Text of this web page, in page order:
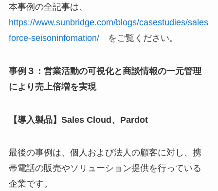
本事例の全記事は、
https://www.sunbridge.com/blogs/casestudies/sales
force-seisoninfomation/をご覧ください。
事例３：営業活動の可視化と商談情報の一元管理
により売上倍増を実現
【導入製品】Sales Cloud、Pardot
最後の事例は、個人および法人の顧客に対し、携
帯電話の販売やソリューション提供を行っている
企業です。